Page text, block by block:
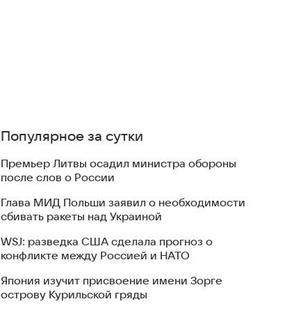
Популярное за сутки
Премьер Литвы осадил министра обороны
после слов о России
Глава МИД Польши заявил о необходимости
сбивать ракеты над Украиной
WSJ: разведка США сделала прогноз о
конфликте между Россией и НАТО
Япония изучит присвоение имени Зорге
острову Курильской гряды